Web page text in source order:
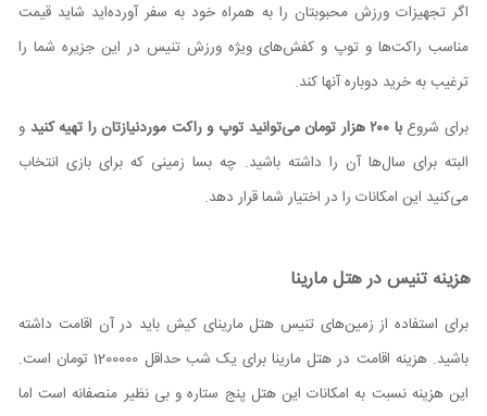
اگر تجهیزات ورزش محبوبتان را به همراه خود به سفر آورده‌اید شاید قیمت
مناسب راکت‌ها و توپ و کفش‌های ویژه ورزش تنیس در این جزیره شما را
ترغیب به خرید دوباره آنها کند.
برای شروعبا ۲۰۰ هزار تومان می‌توانید توپ و راکت موردنیازتان را تهیه کنید
و
البته برای سال‌ها آن را داشته باشید. چه بسا زمینی که برای بازی انتخاب
می‌کنید این امکانات را در اختیار شما قرار دهد.
هزینه تنیس در هتل مارینا
برای استفاده از زمین‌های تنیس هتل مارینای کیش باید در آن اقامت داشته
باشید. هزینه اقامت در هتل مارینا برای یک شب حداقل 1200000 تومان است.
این هزینه نسبت به امکانات این هتل پنج ستاره و بی نظیر منصفانه است اما